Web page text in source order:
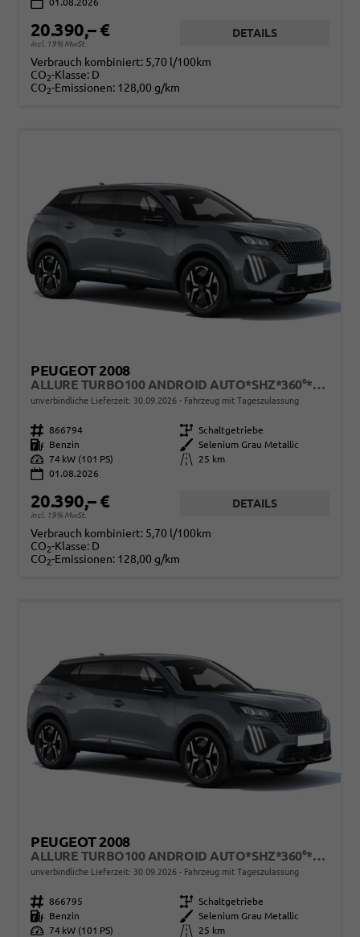
01.08.2026
20.390,– €
incl. 19% MwSt.
DETAILS
Verbrauch kombiniert: 5,70 l/100km
CO2-Klasse: D
CO2-Emissionen: 128,00 g/km
PEUGEOT 2008
ALLURE TURBO100 ANDROID AUTO*SHZ*360°*TOTWINKEL*KLIMAAUTO
unverbindliche Lieferzeit: 30.09.2026 Fahrzeug mit Tageszulassung
Fahrzeugnr. 866794 Getriebe Schaltgetriebe
Kraftstoff
Benzin Außenfarbe
Selenium Grau Metallic
Leistung 74 kW (101 PS) Kilometerstand
25 km
01.08.2026
20.390,– €
incl. 19% MwSt.
DETAILS
Verbrauch kombiniert: 5,70 l/100km
CO2-Klasse: D
CO2-Emissionen: 128,00 g/km
PEUGEOT 2008
ALLURE TURBO100 ANDROID AUTO*SHZ*360°*TOTWINKEL*KLIMAAUTO
unverbindliche Lieferzeit: 30.09.2026 Fahrzeug mit Tageszulassung
Fahrzeugnr. 866795 Getriebe Schaltgetriebe
Kraftstoff
Benzin Außenfarbe
Selenium Grau Metallic
Leistung 74 kW (101 PS) Kilometerstand
25 km